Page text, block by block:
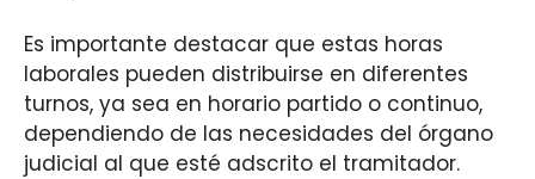
Es importante destacar que estas horas
laborales pueden distribuirse en diferentes
turnos, ya sea en horario partido o continuo,
dependiendo de las necesidades del órgano
judicial al que esté adscrito el tramitador.